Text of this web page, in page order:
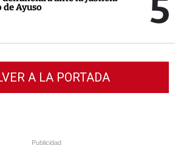
Ayuso
5
A LA PORTADA
Publicidad